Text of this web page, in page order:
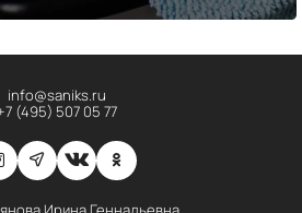
info@saniks.ru
(495) 507 05 77